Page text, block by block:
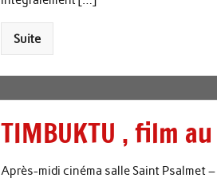
Suite
TIMBUKTU , film
Après-midi cinéma salle Saint Psalmet